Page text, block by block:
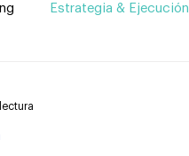
Estrategia & Ejecución